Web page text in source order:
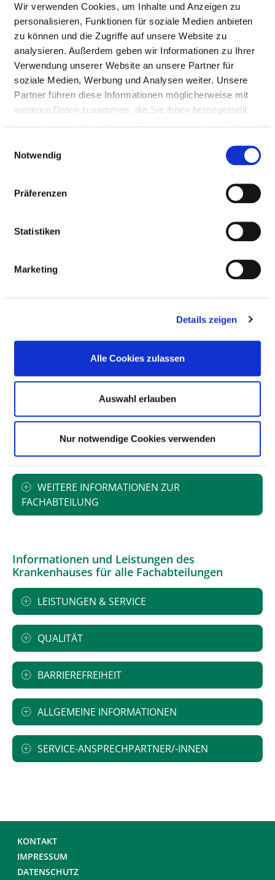
Wir verwenden Cookies, um Inhalte und Anzeigen zu
personalisieren, Funktionen für soziale Medien anbieten
zu können und die Zugriffe auf unsere Website zu
analysieren. Außerdem geben wir Informationen zu Ihrer
Verwendung unserer Website an unsere Partner für
soziale Medien, Werbung und Analysen weiter. Unsere
Partner führen diese Informationen möglicherweise mit
weiteren Daten zusammen, die Sie ihnen bereitgestellt
Notwendig
Präferenzen
Statistiken
Marketing
Details zeigen
Alle Cookies zulassen
Auswahl erlauben
Nur notwendige Cookies verwenden
Tübinger Str. 30
72336 Balingen
Tel.:07433-9092-1301
Fax: 07433-9092-1311
Mail: ed.mukinilk-blanrelloz@ofni
Anfahrt
Ärztliche Leitung
Informationen und Leistungen der
FALLZAHLEN
PERSONELLE AUSSTATTUNG
FACHEXPERTISE UND WEITERBILDUNG
MEDIZINISCHES LEISTUNGSANGEBOT MIT
WEITERE INFORMATIONEN ZUR
FACHABTEILUNG
Informationen und Leistungen des
Krankenhauses für alle Fachabteilungen
LEISTUNGEN & SERVICE
QUALITÄT
BARRIEREFREIHEIT
ALLGEMEINE INFORMATIONEN
SERVICE-ANSPRECHPARTNER/-INNEN
KONTAKT
IMPRESSUM
DATENSCHUTZ